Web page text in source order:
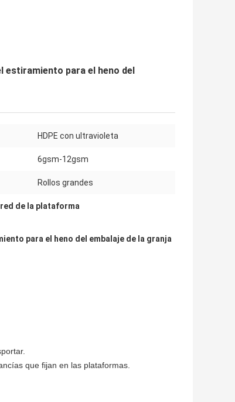
estiramiento para el heno del
HDPE con ultravioleta
6gsm-12gsm
Rollos grandes
de la plataforma
para el heno del embalaje de la granja
que fijan en las plataformas.